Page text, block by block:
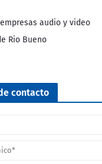
audio y video
Rio Bueno
contacto